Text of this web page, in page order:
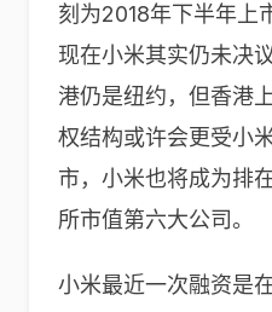
刻为2018年下半年上
现在小米其实仍未决
港仍是纽约，但香港
权结构或许会更受小
市，小米也将成为排
所市值第六大公司。
小米最近一次融资是